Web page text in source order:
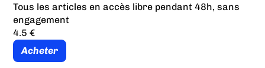
Tous les articles en accès libre pendant 48h, sans
engagement
4.5 €
Acheter